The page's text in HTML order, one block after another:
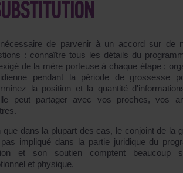
de parvenir à un accord sur de
: connaître tous les détails du
de la mère porteuse à chaque étape ;
pendant la période de grossesse
la position et la quantité
peut partager avec vos proches, vos
que dans la plupart des cas, le conjoint de la
impliqué dans la partie juridique du
et son soutien comptent beaucoup
et physique.